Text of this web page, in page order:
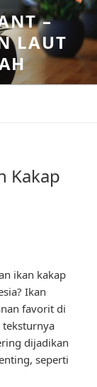
–
LAUT
Kakap
ikan kakap
Ikan
favorit di
teksturnya
dijadikan
seperti